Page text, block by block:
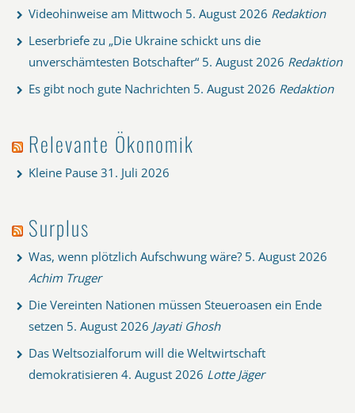
Videohinweise am Mittwoch 5. August 2026 Redaktion
Leserbriefe zu „Die Ukraine schickt uns die
unverschämtesten Botschafter“ 5. August 2026 Redaktion
Es gibt noch gute Nachrichten 5. August 2026 Redaktion
Relevante Ökonomik
Kleine Pause 31. Juli 2026
Surplus
Was, wenn plötzlich Aufschwung wäre? 5. August 2026
Achim Truger
Die Vereinten Nationen müssen Steueroasen ein Ende
setzen 5. August 2026 Jayati Ghosh
Das Weltsozialforum will die Weltwirtschaft
demokratisieren 4. August 2026 Lotte Jäger